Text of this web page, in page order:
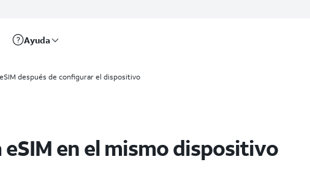
Ayuda
después de configurar el dispositivo
en el mismo dispositivo